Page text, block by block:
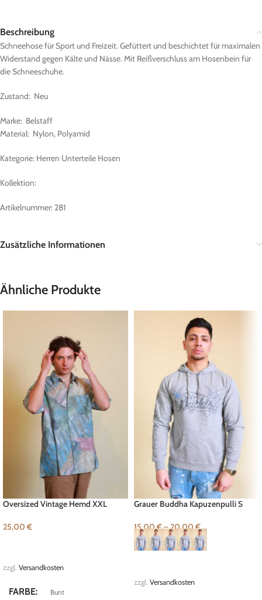
Beschreibung
Schneehose für Sport und Freizeit. Gefüttert und beschichtet für maximalen
Widerstand gegen Kälte und Nässe. Mit Reißverschluss am Hosenbein für
die Schneeschuhe.
Zustand: Neu
Marke: Belstaff
Material: Nylon, Polyamid
Kategorie: Herren Unterteile Hosen
Kollektion:
Artikelnummer: 281
Zusätzliche Informationen
Ähnliche Produkte
Oversized Vintage Hemd XXL
25,00 €
zzgl. Versandkosten
FARBE Bunt
Grauer Buddha Kapuzenpulli S
15,00€–20,00€
zzgl. Versandkosten